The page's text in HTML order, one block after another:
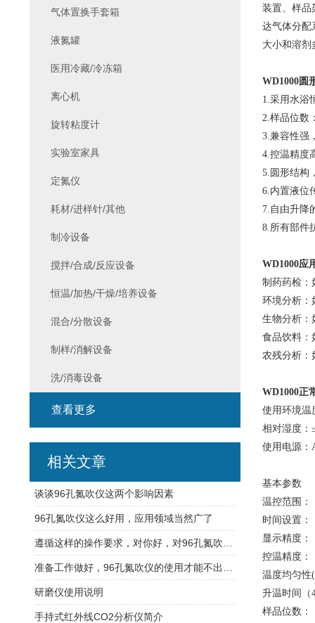
装置、样品
达气体分配
大小和溶剂
WD1000圆
1.采用水浴
2.样品位数
3.兼容性强
4.控温精度
5. 圆形结构
6.内置液位
7. 自由升降
8.所有部件
WD1000应
制药药检：
环境分析：
生物分析：
食品饮料：
农残分析：
WD1000正
使用环境温
相对湿度：
使用电源：
基本参数
温控范
时间设置
显示精
控温精
温度均匀
升温时间
样品位
气体置换手套箱
液氮罐
医用冷藏/冷冻箱
离心机
旋转粘度计
实验室家具
定氮仪
耗材/进样针/其他
制冷设备
搅拌/合成/反应设备
恒温/加热/干燥/培养设备
混合/分散设备
制样/消解设备
洗/消毒设备
查看更多
相关文章
谈谈96孔氮吹仪这两个影响因素
96孔氮吹仪这么好用，应用领域当然广了
研磨仪使用说明
手持式红外线CO2分析仪简介